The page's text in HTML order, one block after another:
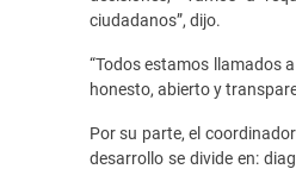
ciudadanos”, dijo.
“Todos estamos llamados
honesto, abierto y
Por su parte, el
desarrollo se divide en: